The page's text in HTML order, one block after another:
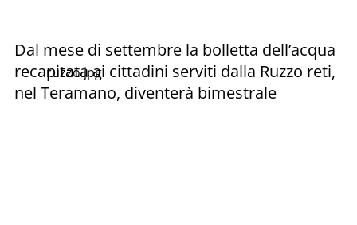
ruzzo.jpg
Dal mese di settembre la bolletta dell’acqua
recapitata ai cittadini serviti dalla Ruzzo reti,
nel Teramano, diventerà bimestrale